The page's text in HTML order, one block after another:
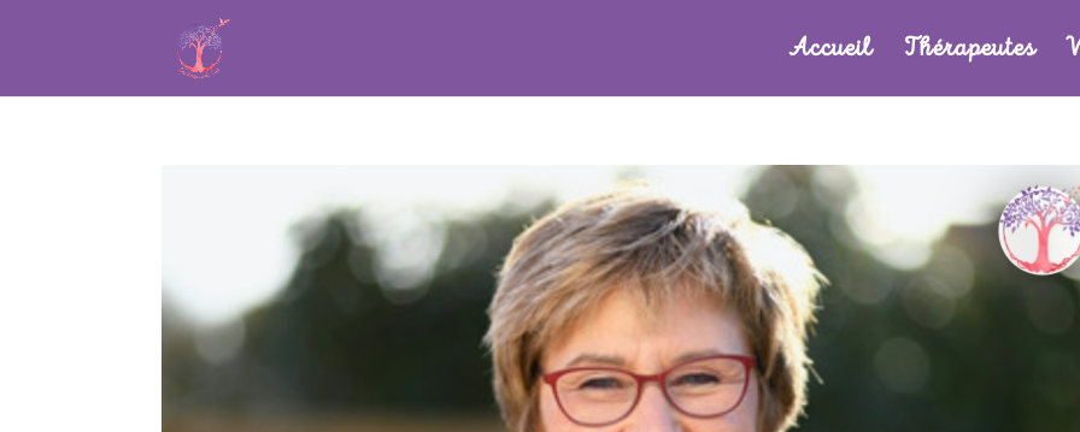
Accueil Thérapeutes